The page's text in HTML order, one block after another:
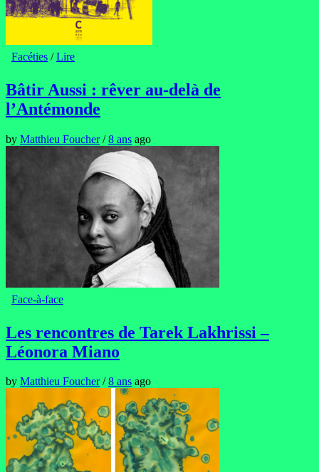
Facéties /Lire
Bâtir Aussi : rêver au-delà de
l’Antémonde
by Matthieu Foucher/8 ans ago
Face-à-face
Les rencontres de Tarek Lakhrissi –
Léonora Miano
by Matthieu Foucher/8 ans ago